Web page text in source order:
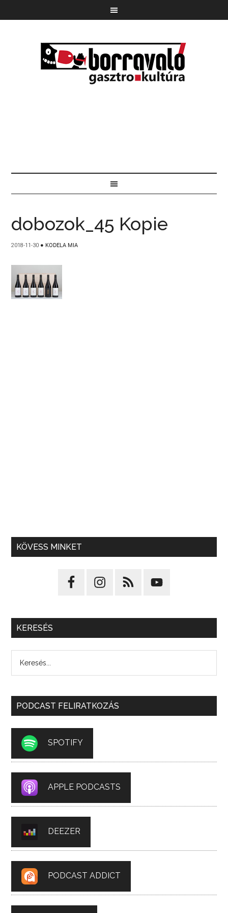
dobozok_45 Kopie
2018-11-30 ● KODELA MIA
KÖVESS MINKET
KERESÉS
PODCAST FELIRATKOZÁS
SPOTIFY
APPLE PODCASTS
DEEZER
PODCAST ADDICT